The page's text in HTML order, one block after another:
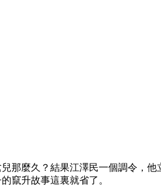
那麼久？結果江澤民一個調令，他
竄升故事這裏就省了。